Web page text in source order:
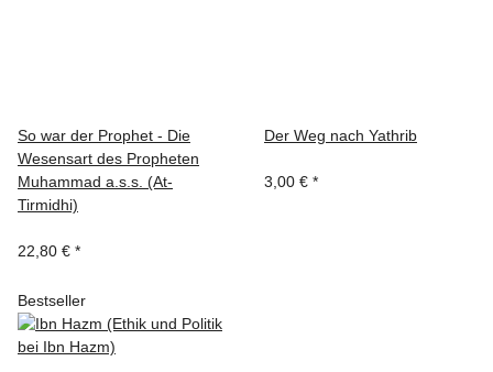
So war der Prophet - Die
Wesensart des Propheten
Muhammad a.s.s. (At-
Tirmidhi)
22,80 € *
Der Weg nach Yathrib
3,00 € *
Bestseller